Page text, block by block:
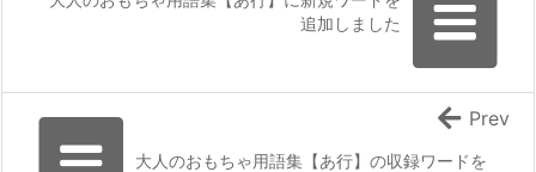
追加しました
大人のおもちゃ用語集【あ行】の収録ワードを
Prev